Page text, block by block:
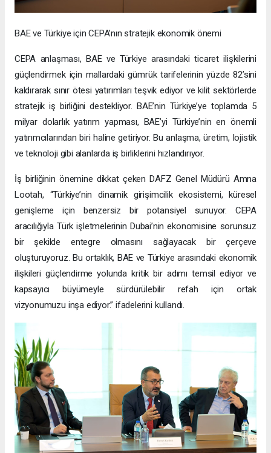
BAE ve Türkiye için CEPA’nın stratejik ekonomik önemi
CEPA anlaşması, BAE ve Türkiye arasındaki ticaret ilişkilerini
güçlendirmek için mallardaki gümrük tarifelerinin yüzde 82’sini
kaldırarak sınır ötesi yatırımları teşvik ediyor ve kilit sektörlerde
stratejik iş birliğini destekliyor. BAE’nin Türkiye’ye toplamda 5
milyar dolarlık yatırım yapması, BAE’yi Türkiye’nin en önemli
yatırımcılarından biri haline getiriyor. Bu anlaşma, üretim, lojistik
ve teknoloji gibi alanlarda iş birliklerini hızlandırıyor.
İş birliğinin önemine dikkat çeken DAFZ Genel Müdürü Amna
Lootah, “Türkiye’nin dinamik girişimcilik ekosistemi, küresel
genişleme için benzersiz bir potansiyel sunuyor. CEPA
aracılığıyla Türk işletmelerinin Dubai’nin ekonomisine sorunsuz
bir şekilde entegre olmasını sağlayacak bir çerçeve
oluşturuyoruz. Bu ortaklık, BAE ve Türkiye arasındaki ekonomik
ilişkileri güçlendirme yolunda kritik bir adımı temsil ediyor ve
kapsayıcı büyümeyle sürdürülebilir refah için ortak
vizyonumuzu inşa ediyor.” ifadelerini kullandı.